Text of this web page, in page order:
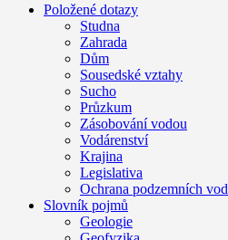
Položené dotazy
Studna
Zahrada
Dům
Sousedské vztahy
Sucho
Průzkum
Zásobování vodou
Vodárenství
Krajina
Legislativa
Ochrana podzemních vod
Slovník pojmů
Geologie